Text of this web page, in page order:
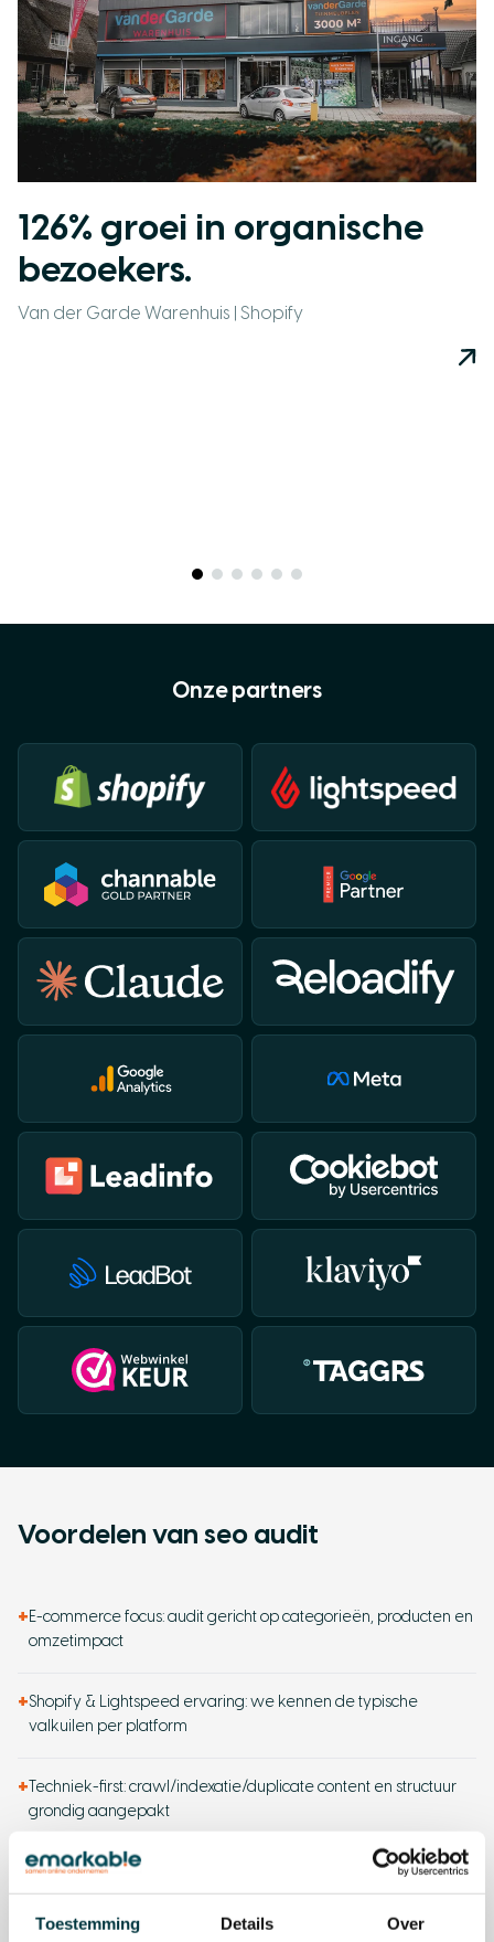
Toestemming Details Over
126% groei in organische
bezoekers.
Van der Garde Warenhuis | Shopify
Onze partners
Voordelen van seo audit
+ E-commerce focus: audit gericht op categorieën, producten en
omzetimpact
+Shopify & Lightspeed ervaring: we kennen de typische
valkuilen per platform
+ Techniek-first: crawl/indexatie/duplicate content en structuur
grondig aangepakt
+Prioriteiten op impact: eerst quick wins, daarna structurele
groei